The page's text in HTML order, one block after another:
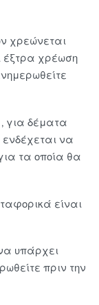
χρεώνεται
έξτρα χρέωση
για δέματα
να
τα οποία θα
είναι
υπάρχει
πριν την